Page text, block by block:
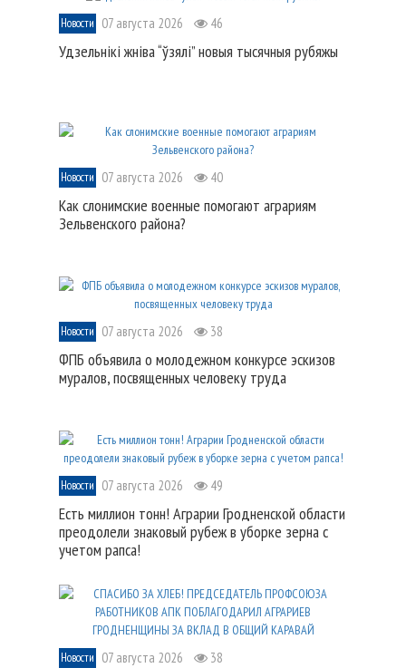
Новости 07 августа 2026 46
Удзельнікі жніва “ўзялі” новыя тысячныя рубяжы
Новости 07 августа 2026 40
Как слонимские военные помогают аграриям
Зельвенского района?
Новости 07 августа 2026 38
ФПБ объявила о молодежном конкурсе эскизов
муралов, посвященных человеку труда
Новости 07 августа 2026 49
Есть миллион тонн! Аграрии Гродненской области
преодолели знаковый рубеж в уборке зерна с
учетом рапса!
Новости 07 августа 2026 38